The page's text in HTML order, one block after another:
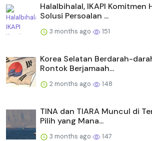
Halalbihalal, IKAPI Komitmen
Solusi Persoalan ...
3 months ago 151
Korea Selatan Berdarah-
Rontok Berjamaah...
2 months ago 148
TINA dan TIARA Muncul di
Pilih yang Mana...
3 months ago 147